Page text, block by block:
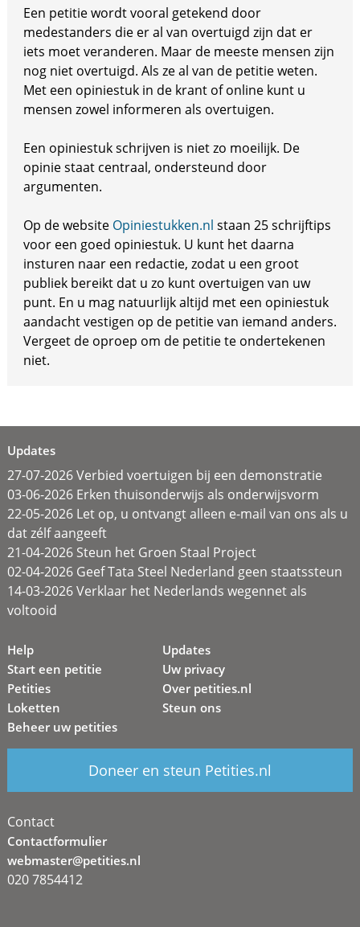
Een petitie wordt vooral getekend door
medestanders die er al van overtuigd zijn dat er
iets moet veranderen. Maar de meeste mensen zijn
nog niet overtuigd. Als ze al van de petitie weten.
Met een opiniestuk in de krant of online kunt u
mensen zowel informeren als overtuigen.
Een opiniestuk schrijven is niet zo moeilijk. De
opinie staat centraal, ondersteund door
argumenten.
Op de website Opiniestukken.nl staan 25 schrijftips
voor een goed opiniestuk. U kunt het daarna
insturen naar een redactie, zodat u een groot
publiek bereikt dat u zo kunt overtuigen van uw
punt. En u mag natuurlijk altijd met een opiniestuk
aandacht vestigen op de petitie van iemand anders.
Vergeet de oproep om de petitie te ondertekenen
niet.
Updates
27-07-2026 Verbied voertuigen bij een demonstratie
03-06-2026 Erken thuisonderwijs als onderwijsvorm
22-05-2026 Let op, u ontvangt alleen e-mail van ons als u
dat zélf aangeeft
21-04-2026 Steun het Groen Staal Project
02-04-2026 Geef Tata Steel Nederland geen staatssteun
14-03-2026 Verklaar het Nederlands wegennet als
voltooid
Help
Start een petitie
Petities
Loketten
Beheer uw petities
Updates
Uw privacy
Over petities.nl
Steun ons
Doneer en steun Petities.nl
Contact
Contactformulier
webmaster@petities.nl
020 7854412